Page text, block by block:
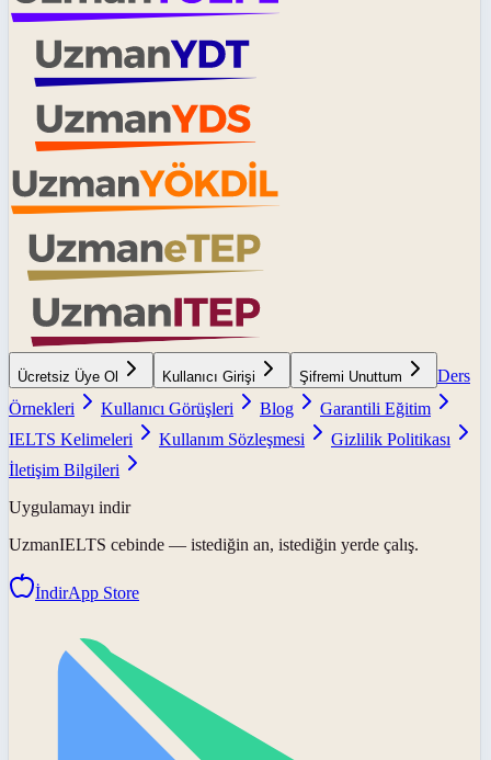
Ücretsiz Üye Ol Kullanıcı Girişi Şifremi Unuttum
Ders
Örnekleri
Kullanıcı Görüşleri Blog
Garantili Eğitim
IELTS Kelimeleri
Kullanım Sözleşmesi
Gizlilik Politikası
İletişim Bilgileri
Uygulamayı indir
UzmanIELTS cebinde — istediğin an, istediğin yerde çalış.
İndirApp Store